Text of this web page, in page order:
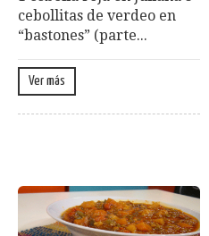
cebollitas de verdeo en
“bastones” (parte...
Ver más